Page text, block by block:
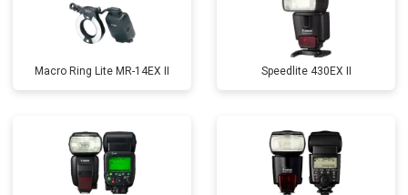
Macro Ring Lite MR-14EX II Speedlite 430EX II